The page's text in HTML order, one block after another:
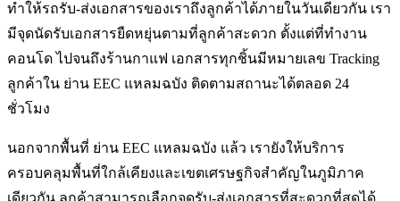
ทำให้รถรับ-ส่งเอกสารของเราถึงลูกค้าได้ภายในวันเดียวกัน เรา
มีจุดนัดรับเอกสารยืดหยุ่นตามที่ลูกค้าสะดวก ตั้งแต่ที่ทำงาน
คอนโด ไปจนถึงร้านกาแฟ เอกสารทุกชิ้นมีหมายเลข Tracking
ลูกค้าใน ย่าน EEC แหลมฉบัง ติดตามสถานะได้ตลอด 24
ชั่วโมง
นอกจากพื้นที่ ย่าน EEC แหลมฉบัง แล้ว เรายังให้บริการ
ครอบคลุมพื้นที่ใกล้เคียงและเขตเศรษฐกิจสำคัญในภูมิภาค